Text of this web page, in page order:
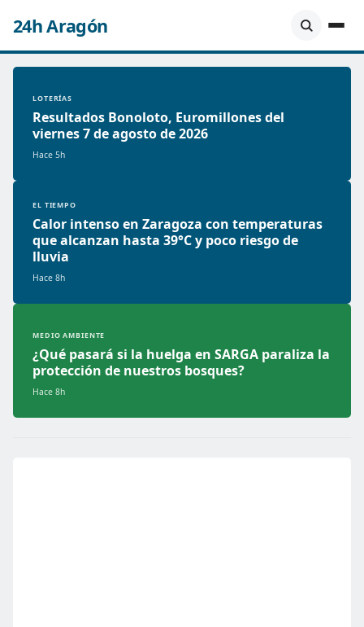
24h Aragón
LOTERÍAS
Resultados Bonoloto, Euromillones del
viernes 7 de agosto de 2026
Hace 5h
EL TIEMPO
Calor intenso en Zaragoza con temperaturas
que alcanzan hasta 39°C y poco riesgo de
lluvia
Hace 8h
MEDIO AMBIENTE
¿Qué pasará si la huelga en SARGA paraliza la
protección de nuestros bosques?
Hace 8h